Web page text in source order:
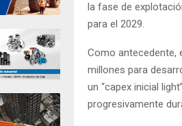
la fase de
para el 2029.
Como antecedente,
millones para
un “capex inicial
progresivamente